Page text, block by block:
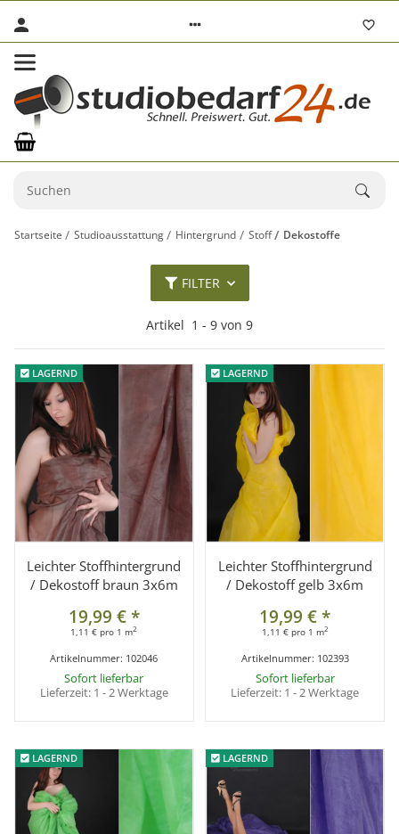
Startseite Studioausstattung Hintergrund Stoff Dekostoffe
FILTER
Artikel 1 - 9 von 9
LAGERND
LAGERND
Leichter Stoffhintergrund
/ Dekostoff braun 3x6m
19,99 €*
1,11 € pro 1 m2
Artikelnummer: 102046
Sofort lieferbar
Lieferzeit: 1 - 2 Werktage
LAGERND
LAGERND
Leichter Stoffhintergrund
/ Dekostoff gelb 3x6m
19,99 €*
1,11 € pro 1 m2
Artikelnummer: 102393
Sofort lieferbar
Lieferzeit: 1 - 2 Werktage
LAGERND
LAGERND LAGERND
LAGERND